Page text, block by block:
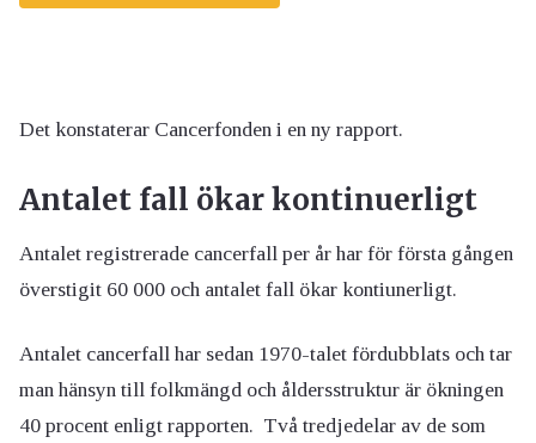
Det konstaterar Cancerfonden i en ny rapport.
Antalet fall ökar kontinuerligt
Antalet registrerade cancerfall per år har för första gången
överstigit 60 000 och antalet fall ökar kontiunerligt.
Antalet cancerfall har sedan 1970-talet fördubblats och tar
man hänsyn till folkmängd och åldersstruktur är ökningen
40 procent enligt rapporten. Två tredjedelar av de som